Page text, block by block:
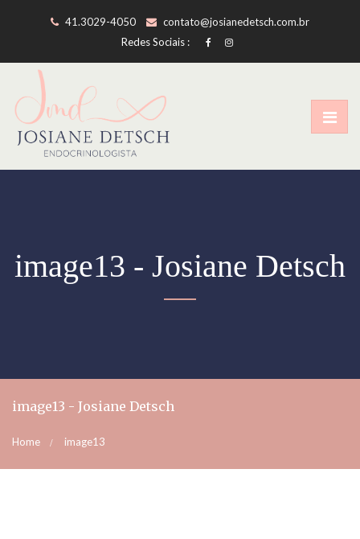
41.3029-4050
contato@josianedetsch.com.br
Redes Sociais :
image13 - Josiane Detsch
image13 - Josiane Detsch
Home image13